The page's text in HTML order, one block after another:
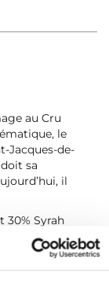
au Cru
le
Jacques-de-
sa
il
30% Syrah
offre un
Sur des sols
racines au